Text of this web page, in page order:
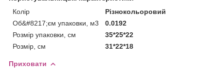
Колір
Різнокольоровий
Об&#8217;єм упаковки, м3
0.0192
Розмір упаковки, см
35*25*22
Розмір, см
31*22*18
Приховати